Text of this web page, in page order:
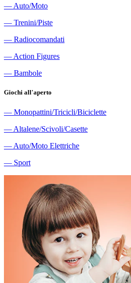
― Auto/Moto
― Trenini/Piste
― Radiocomandati
― Action Figures
― Bambole
Giochi all'aperto
― Monopattini/Tricicli/Biciclette
― Altalene/Scivoli/Casette
― Auto/Moto Elettriche
― Sport